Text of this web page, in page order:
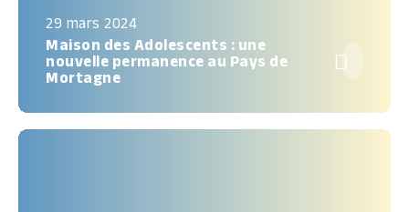
29 mars 2024
Maison des Adolescents : une
nouvelle permanence au Pays de
Mortagne
